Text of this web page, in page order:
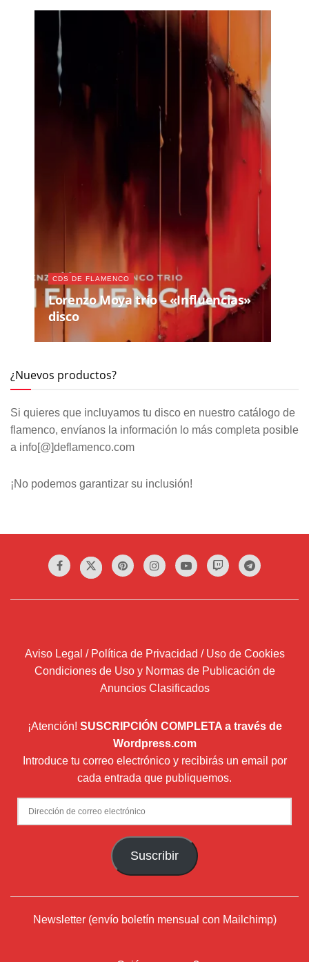
CDS DE FLAMENCO
Lorenzo Moya trío – «Influencias»
disco
¿Nuevos productos?
Si quieres que incluyamos tu disco en nuestro catálogo de
flamenco, envíanos la información lo más completa posible
a info[@]deflamenco.com
¡No podemos garantizar su inclusión!
Aviso Legal / Política de Privacidad / Uso de Cookies
Condiciones de Uso y Normas de Publicación de
Anuncios Clasificados
¡Atención! SUSCRIPCIÓN COMPLETA a través de
Wordpress.com
Introduce tu correo electrónico y recibirás un email por
cada entrada que publiquemos.
Dirección
de
Suscribir
Newsletter (envío boletín mensual con Mailchimp)